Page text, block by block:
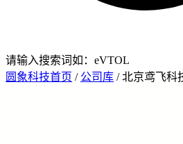
请输入搜索词如：eVTOL
圆象科技首页 / 公司库 / 北京鸢飞科